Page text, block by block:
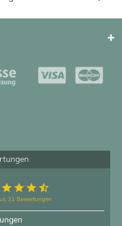
31 Bewertungen